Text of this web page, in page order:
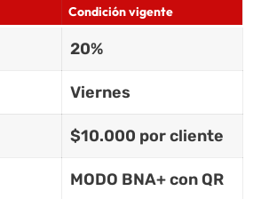
Condición vigente
20%
Viernes
$10.000 por cliente
MODO BNA+ con QR